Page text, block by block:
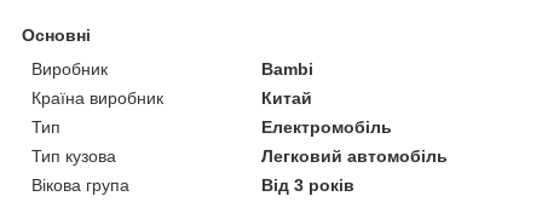
Основні
Виробник
Bambi
Країна виробник
Китай
Тип
Електромобіль
Тип кузова
Легковий автомобіль
Вікова група
Від 3 років